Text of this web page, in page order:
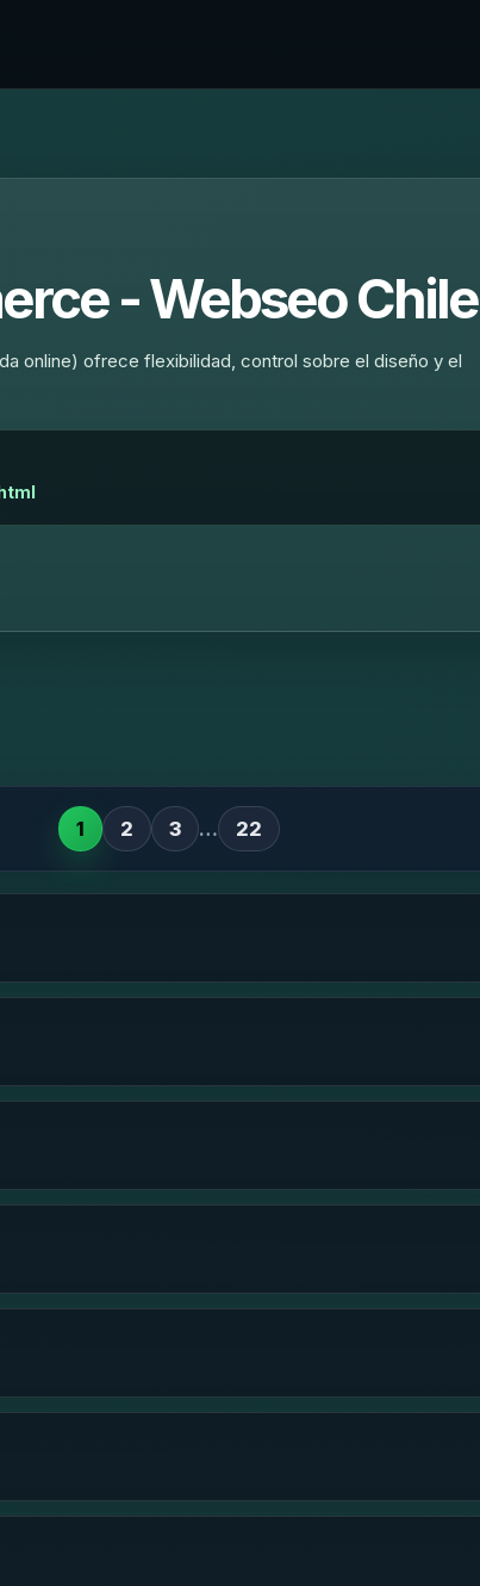
- Webseo Chile
online) ofrece flexibilidad, control sobre el diseño y el
1 2 3 … 22